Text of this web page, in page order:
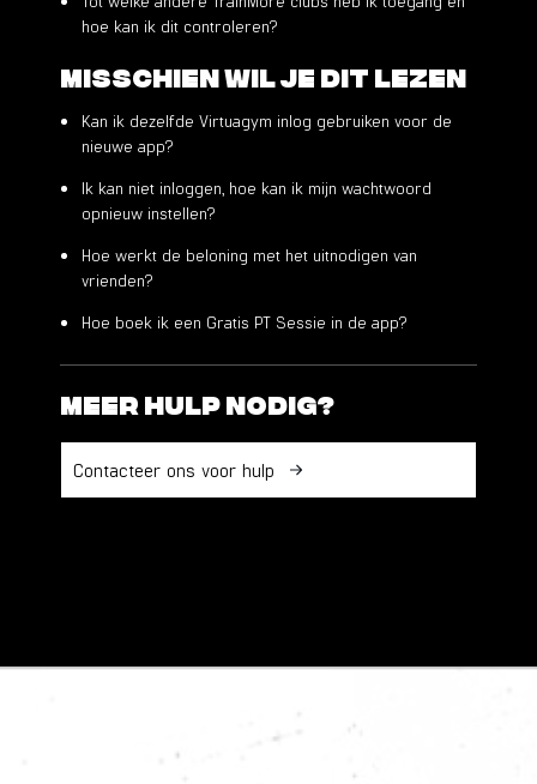
hoe kan ik dit controleren?
Misschien wil je dit lezen
Kan ik dezelfde Virtuagym inlog gebruiken voor de
nieuwe app?
Ik kan niet inloggen, hoe kan ik mijn wachtwoord
opnieuw instellen?
Hoe werkt de beloning met het uitnodigen van
vrienden?
Hoe boek ik een Gratis PT Sessie in de app?
Meer hulp nodig?
Contacteer ons voor hulp